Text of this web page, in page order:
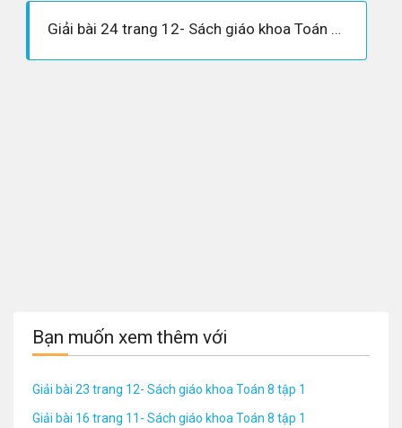
Giải bài 24 trang 12- Sách giáo khoa Toán 8 tập 1
Bạn muốn xem thêm với
Giải bài 23 trang 12- Sách giáo khoa Toán 8 tập 1
Giải bài 16 trang 11- Sách giáo khoa Toán 8 tập 1